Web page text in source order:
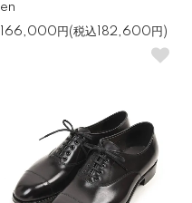
en
166,000円(税込182,600円)